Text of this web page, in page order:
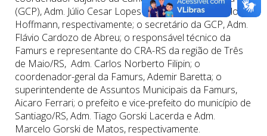
(GCP), Adm. Júlio Cesar Lopes Abrantes e Adm. Carlos
Hoffmann, respectivamente; o secretário da GCP, Adm.
Flávio Cardozo de Abreu; o responsável técnico da
Famurs e representante do CRA-RS da região de Três
de Maio/RS, Adm. Carlos Norberto Filipin; o
coordenador-geral da Famurs, Ademir Baretta; o
superintendente de Assuntos Municipais da Famurs,
Aicaro Ferrari; o prefeito e vice-prefeito do município de
Santiago/RS, Adm. Tiago Gorski Lacerda e Adm.
Marcelo Gorski de Matos, respectivamente.